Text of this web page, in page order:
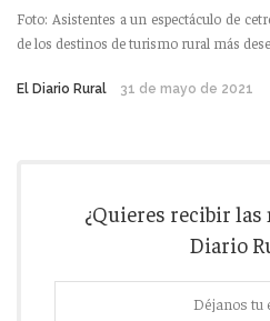
Foto: Asistentes a un espectáculo de
de los destinos de turismo rural más
El Diario Rural 31 de mayo de 2021
¿Quieres recibir las
Diario